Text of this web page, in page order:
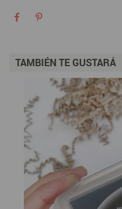
TAMBIÉN TE GUSTARÁ